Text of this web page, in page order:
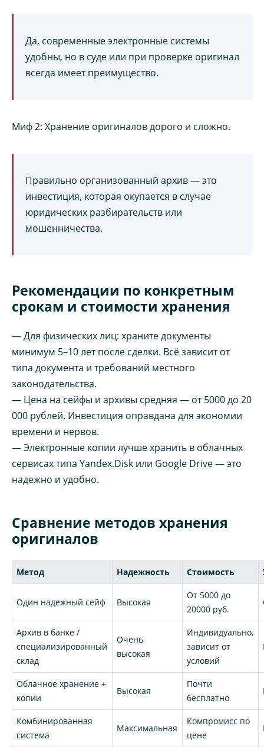
Да, современные электронные системы
удобны, но в суде или при проверке оригинал
всегда имеет преимущество.
Миф 2: Хранение оригиналов дорого и сложно.
Правильно организованный архив — это
инвестиция, которая окупается в случае
юридических разбирательств или
мошенничества.
Рекомендации по конкретным
срокам и стоимости хранения
— Для физических лиц: храните документы
минимум 5–10 лет после сделки. Всё зависит от
типа документа и требований местного
законодательства.
— Цена на сейфы и архивы средняя — от 5000 до 20
000 рублей. Инвестиция оправдана для экономии
времени и нервов.
— Электронные копии лучше хранить в облачных
сервисах типа Yandex.Disk или Google Drive — это
надежно и удобно.
Сравнение методов хранения
оригиналов
Метод Надежность Стоимость
Один надежный сейф Высокая
От 5000 до
20000 руб.
Архив в банке /
специализированный
склад
Очень
высокая
Индивидуально,
зависит от
условий
Облачное хранение +
копии
Высокая
Почти
бесплатно
Комбинированная
система
Максимальная
Компромисс по
цене